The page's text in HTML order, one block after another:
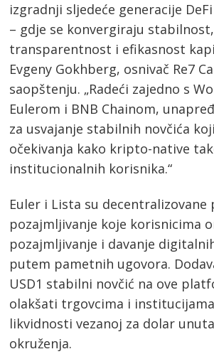
izgradnji sljedeće generacije
– gdje se konvergiraju stabilnost,
transparentnost i efikasnost
Evgeny Gokhberg, osnivač Re7
saopštenju. „Radeći zajedno s
Eulerom i BNB Chainom,
za usvajanje stabilnih novčića
očekivanja kako kripto-native
institucionalnih korisnika.“
Euler i Lista su
pozajmljivanje koje korisnicima
pozajmljivanje i davanje
putem pametnih ugovora.
USD1 stabilni novčić na ove
olakšati trgovcima i
likvidnosti vezanoj za dolar
okruženja.
Post
navigation